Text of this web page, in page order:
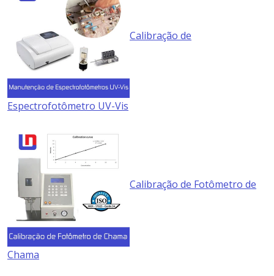
Calibração de
Espectrofotômetro UV-Vis
Calibração de Fotômetro de
Chama